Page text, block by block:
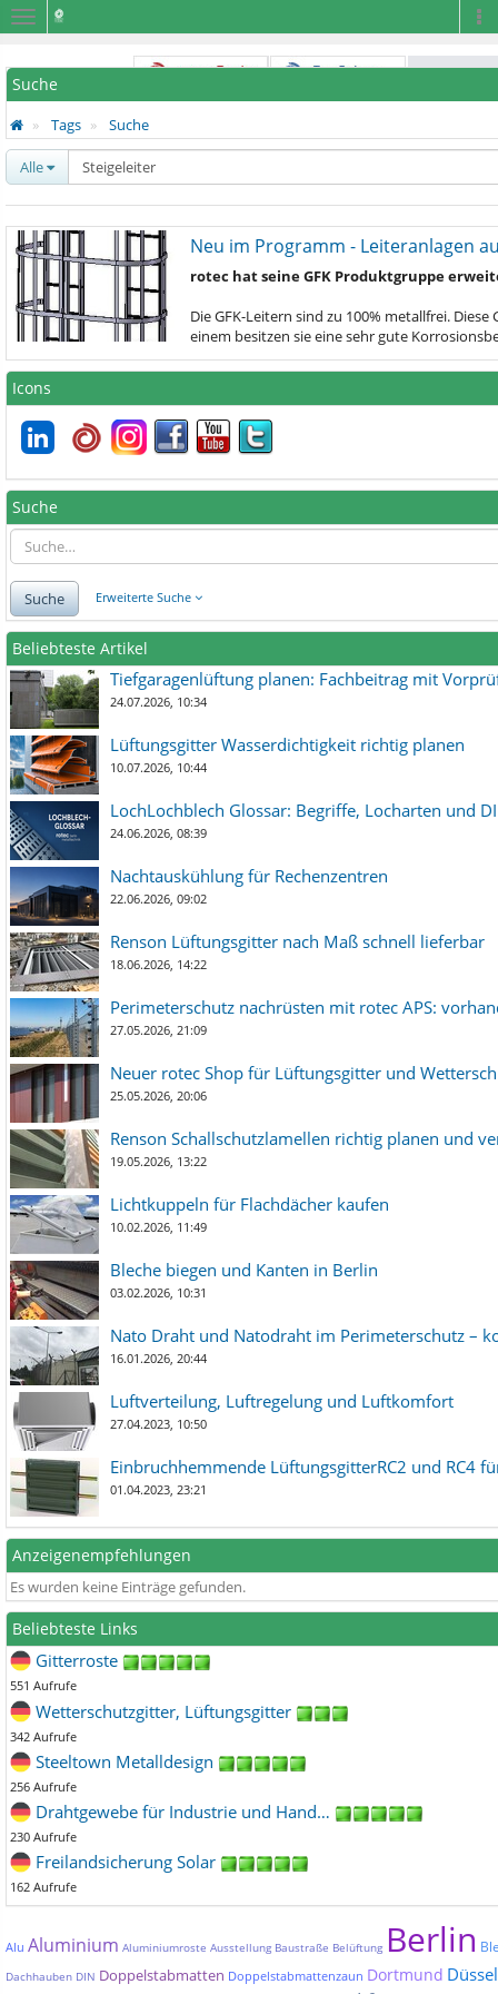
Navigation
Suche
Tags Suche
Alle
Neu im Programm - Leiteranlagen
rotec hat seine GFK Produktgruppe
Die GFK-Leitern sind zu 100% metallfrei.
einem besitzen sie eine sehr gute
Icons
Suche
Suche Erweiterte Suche
Beliebteste Artikel
Tiefgaragenlüftung planen: Fachbeitrag mit
24.07.2026, 10:34
Lüftungsgitter Wasserdichtigkeit richtig planen
10.07.2026, 10:44
LochLochblech Glossar: Begriffe, Locharten und
24.06.2026, 08:39
Nachtauskühlung für Rechenzentren
22.06.2026, 09:02
Renson Lüftungsgitter nach Maß schnell lieferbar
18.06.2026, 14:22
Perimeterschutz nachrüsten mit rotec APS:
27.05.2026, 21:09
Neuer rotec Shop für Lüftungsgitter und
25.05.2026, 20:06
Renson Schallschutzlamellen richtig planen und
19.05.2026, 13:22
Lichtkuppeln für Flachdächer kaufen
10.02.2026, 11:49
Bleche biegen und Kanten in Berlin
03.02.2026, 10:31
Nato Draht und Natodraht im Perimeterschutz –
16.01.2026, 20:44
Luftverteilung, Luftregelung und Luftkomfort
27.04.2023, 10:50
Einbruchhemmende LüftungsgitterRC2 und RC4
01.04.2023, 23:21
Anzeigenempfehlungen
Es wurden keine Einträge gefunden.
Beliebteste Links
Gitterroste
551 Aufrufe
Wetterschutzgitter, Lüftungsgitter
342 Aufrufe
Steeltown Metalldesign
256 Aufrufe
Drahtgewebe für Industrie und Hand…
230 Aufrufe
Freilandsicherung Solar
162 Aufrufe
Alu Aluminium Aluminiumroste Ausstellung Baustraße Belüftung Berlin
Dachhauben DIN Doppelstabmatten Doppelstabmattenzaun Dortmund